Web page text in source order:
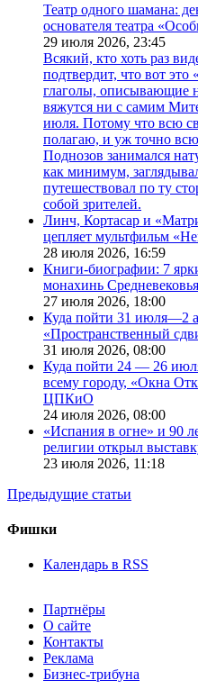
Театр одного шамана:
основателя театра
29 июля 2026, 23:45
Всякий, кто хоть раз
подтвердит, что вот это
глаголы, описывающие
вяжутся ни с самим
июля. Потому что всю
полагаю, и уж точно
Поднозов занимался
как минимум,
путешествовал по ту
собой зрителей.
Линч, Кортасар и
цепляет мультфильм
28 июля 2026, 16:59
Книги-биографии: 7
монахинь
27 июля 2026, 18:00
Куда пойти 31 июля—2
«Пространственный
31 июля 2026, 08:00
Куда пойти 24 — 26
всему городу, «Окна
ЦПКиО
24 июля 2026, 08:00
«Испания в огне» и 90
религии открыл
23 июля 2026, 11:18
Предыдущие статьи
Фишки
Календарь в RSS
Партнёры
О сайте
Контакты
Реклама
Бизнес-трибуна